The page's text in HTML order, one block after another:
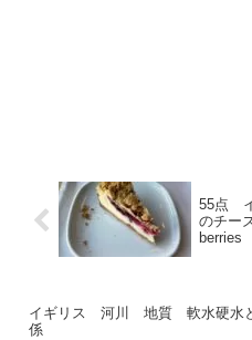
55点
のチー
berries
イギリス 河川 地質 軟水硬水
係